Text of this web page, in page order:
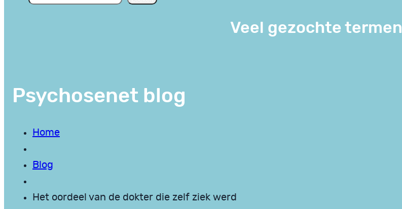
Veel gezochte termen
Psychosenet blog
Home
Blog
Het oordeel van de dokter die zelf ziek werd